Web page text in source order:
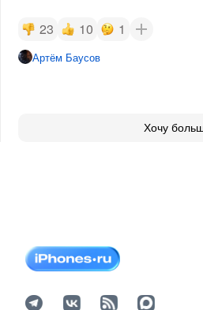
23 10 1
Артём Баусов
Хочу